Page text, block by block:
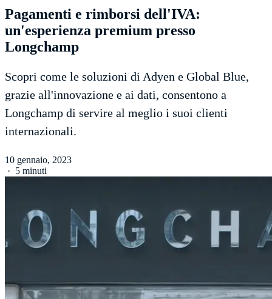
Pagamenti e rimborsi dell'IVA:
un'esperienza premium presso
Longchamp
Scopri come le soluzioni di Adyen e Global Blue,
grazie all'innovazione e ai dati, consentono a
Longchamp di servire al meglio i suoi clienti
internazionali.
10 gennaio, 2023
· 5 minuti